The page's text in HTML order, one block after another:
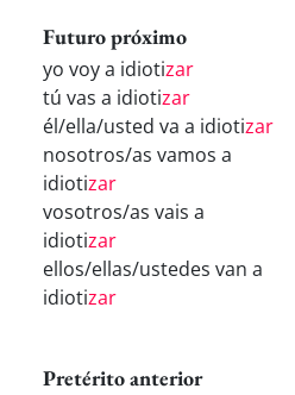
Futuro próximo
yo voy a idiotizar
tú vas a idiotizar
él/ella/usted va a idiotizar
nosotros/as vamos a
idiotizar
vosotros/as vais a
idiotizar
ellos/ellas/ustedes van a
idiotizar
Pretérito anterior